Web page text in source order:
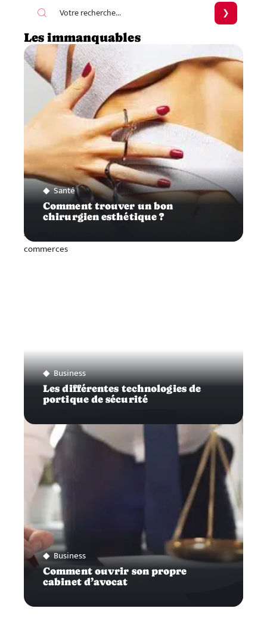
Les immanquables
Santé
Comment trouver un bon
chirurgien esthétique ?
Business
Les différentes technologies de
portique de sécurité
Business
Comment ouvrir son propre
cabinet d’avocat